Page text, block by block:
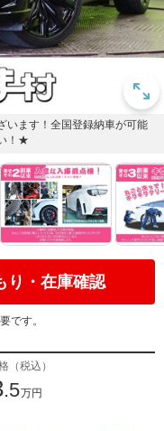
います！全国登録納車が可能
！★
り・在庫確認
です。
（税込）
.5万円